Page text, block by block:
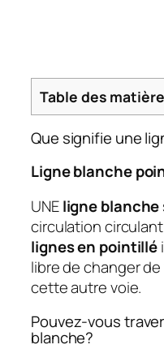
Table des
Que signifie une
Ligne blanche
UNEligne blanche
circulation
lignes en pointillé
libre de changer
cette autre voie.
Pouvez-vous
blanche?